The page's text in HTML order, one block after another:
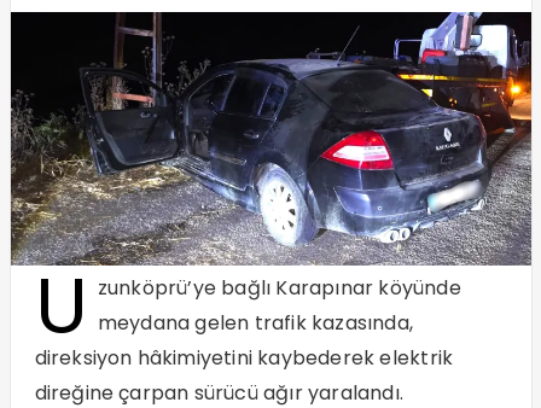
U
zunköprü’ye bağlı Karapınar köyünde
meydana gelen trafik kazasında,
direksiyon hâkimiyetini kaybederek elektrik
direğine çarpan sürücü ağır yaralandı.